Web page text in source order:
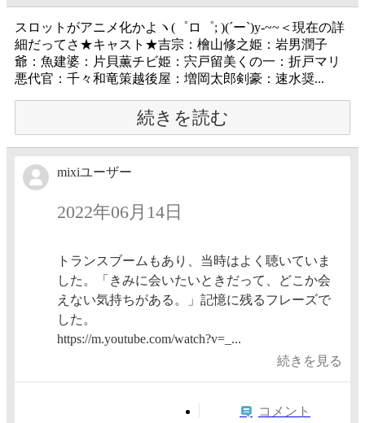
スロットがアニメ化かよヽ(゜ロ゜; )(´ー`)y-~~＜現在の詳
細だってさ★キャスト★吉宗：檜山修之姫：岩男潤子
爺：魚建婆：片貝薫チビ姫：宍戸留美くの一：折戸マリ
悪代官：千々和竜策越後屋：増岡太郎剣豪：速水奨...
続きを読む
mixiユーザー
2022年06月14日
トランスブームもあり、当時はよく聴いていま
した。「きみに会いたいときだって、どこか会
えない気持ちがある。」記憶に残るフレーズで
した。
https://m.youtube.com/watch?v=_...
続きを見る
コメント